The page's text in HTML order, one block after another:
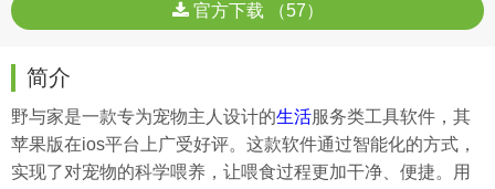
官方下载 （57）
简介
野与家是一款专为宠物主人设计的生活服务类工具软件，其
苹果版在ios平台上广受好评。这款软件通过智能化的方式，
实现了对宠物的科学喂养，让喂食过程更加干净、便捷。用